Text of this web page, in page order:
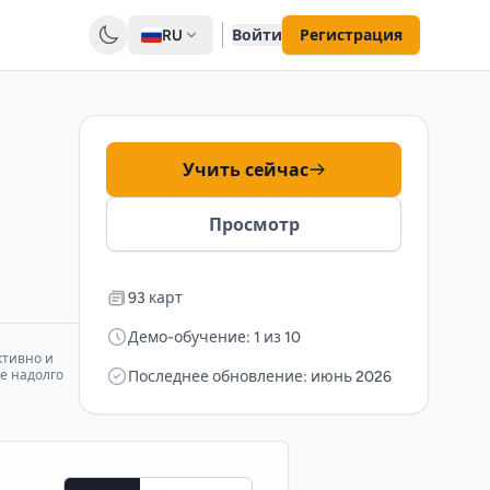
RU Войти Регистрация
и
надолго
Учить сейчас
Просмотр
93 карт
Демо-обучение: 1 из 10
Последнее обновление: июнь 2026